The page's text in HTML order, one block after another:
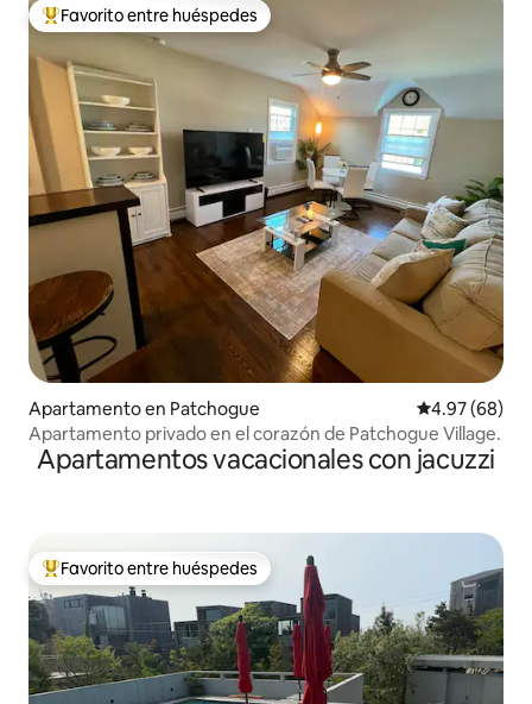
Favorito entre huéspedes preferido
Favorito entre huéspedes
Apartamento en Patchogue Calificación
4.97 (68)
Apartamento privado en el corazón de Patchogue Village.
Apartamentos vacacionales con jacuzzi
Favorito entre huéspedes preferido
Favorito entre huéspedes